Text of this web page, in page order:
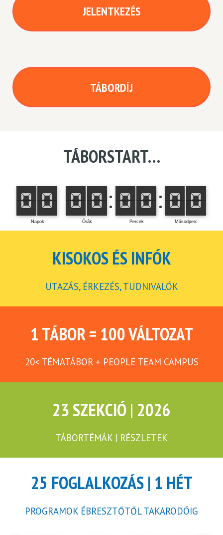
JELENTKEZÉS
TÁBORDÍJ
TÁBORSTART…
KISOKOS ÉS INFÓK
UTAZÁS, ÉRKEZÉS, TUDNIVALÓK
1 TÁBOR = 100 VÁLTOZAT
20< TÉMATÁBOR + PEOPLE TEAM CAMPUS
23 SZEKCIÓ | 2026
TÁBORTÉMÁK | RÉSZLETEK
25 FOGLALKOZÁS | 1 HÉT
PROGRAMOK ÉBRESZTŐTŐL TAKARODÓIG